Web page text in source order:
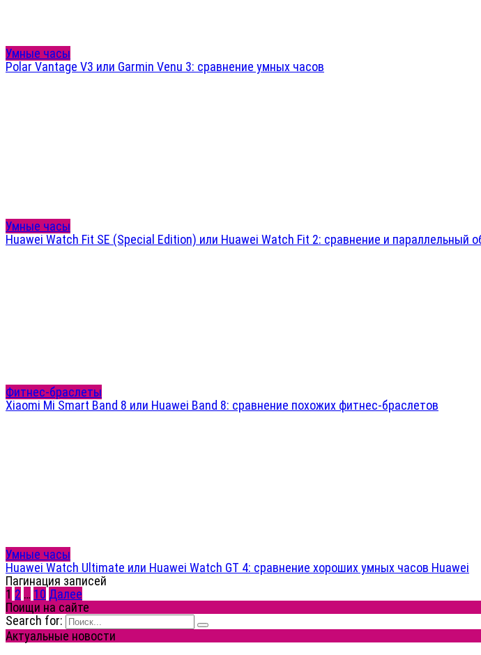
Умные часы
Polar Vantage V3 или Garmin Venu 3: сравнение умных часов
Умные часы
Huawei Watch Fit SE (Special Edition) или Huawei Watch Fit 2: сравнение и параллельный
Фитнес-браслеты
Xiaomi Mi Smart Band 8 или Huawei Band 8: сравнение похожих фитнес-браслетов
Умные часы
Huawei Watch Ultimate или Huawei Watch GT 4: сравнение хороших умных часов Huawei
Пагинация записей
1 2 … 10 Далее
Поищи на сайте
Search for:
Актуальные новости